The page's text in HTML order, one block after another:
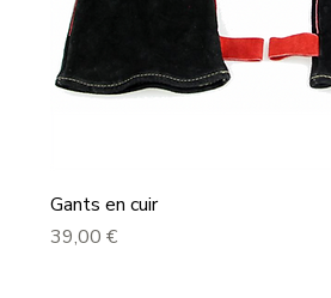
Gants en cuir
Prix
39,00 €